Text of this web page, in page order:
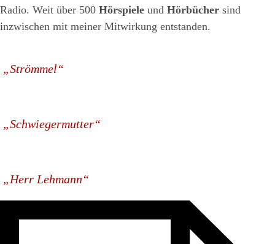
Radio. Weit über 500 Hörspiele und Hörbücher sind
inzwischen mit meiner Mitwirkung entstanden.
„Strömmel“
„Schwiegermutter“
„Herr Lehmann“